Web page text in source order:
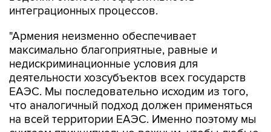
интеграционных процессов.
"Армения неизменно обеспечивает
максимально благоприятные, равные и
недискриминационные условия для
деятельности хозсубъектов всех государств
ЕАЭС. Мы последовательно исходим из того,
что аналогичный подход должен применяться
на всей территории ЕАЭС. Именно поэтому мы